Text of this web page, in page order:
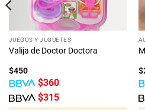
JUEGOS Y JUGUETES
Valija de Doctor Doctora
$450
$360
$315
$